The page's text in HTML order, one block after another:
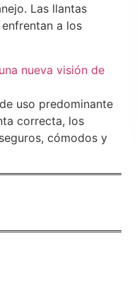
Las llantas
a los
nueva visión de
uso predominante
correcta, los
cómodos y